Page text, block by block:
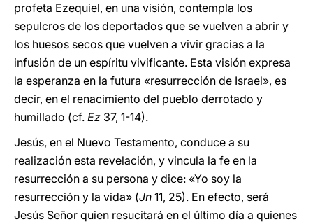
profeta Ezequiel, en una visión, contempla los
sepulcros de los deportados que se vuelven a abrir y
los huesos secos que vuelven a vivir gracias a la
infusión de un espíritu vivificante. Esta visión expresa
la esperanza en la futura «resurrección de Israel», es
decir, en el renacimiento del pueblo derrotado y
humillado (cf. Ez 37, 1-14).
Jesús, en el Nuevo Testamento, conduce a su
realización esta revelación, y vincula la fe en la
resurrección a su persona y dice: «Yo soy la
resurrección y la vida» (Jn 11, 25). En efecto, será
Jesús Señor quien resucitará en el último día a quienes